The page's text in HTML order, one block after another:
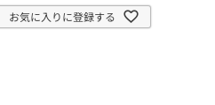
お気に入りに登録する